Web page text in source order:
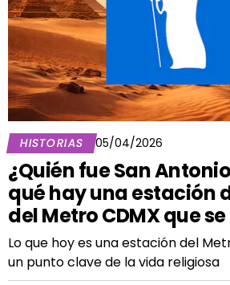
HISTORIAS 05/04/2026
¿Quién fue San
qué hay una estación
del Metro CDMX que
Lo que hoy es una estación del
un punto clave de la vida religiosa